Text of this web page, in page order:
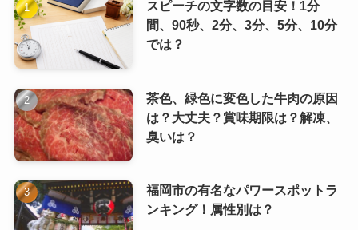
スピーチの文字数の目安！1分
間、90秒、2分、3分、5分、10分
では？
茶色、緑色に変色した牛肉の原因
は？大丈夫？賞味期限は？解凍、
臭いは？
福岡市の有名なパワースポットラ
ンキング！属性別は？